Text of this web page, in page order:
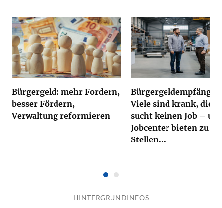
Bürgergeld: mehr Fordern,
besser Fördern,
Verwaltung reformieren
Bürgergeldempfänger:
Viele sind krank, die
sucht keinen Job –
Jobcenter bieten zu
Stellen...
HINTERGRUNDINFOS